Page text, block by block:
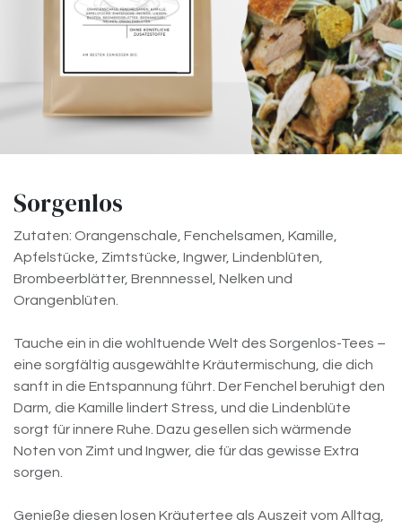
Sorgenlos
Zutaten: Orangenschale, Fenchelsamen, Kamille,
Apfelstücke, Zimtstücke, Ingwer, Lindenblüten,
Brombeerblätter, Brennnessel, Nelken und
Orangenblüten.
Tauche ein in die wohltuende Welt des Sorgenlos-Tees –
eine sorgfältig ausgewählte Kräutermischung, die dich
sanft in die Entspannung führt. Der Fenchel beruhigt den
Darm, die Kamille lindert Stress, und die Lindenblüte
sorgt für innere Ruhe. Dazu gesellen sich wärmende
Noten von Zimt und Ingwer, die für das gewisse Extra
sorgen.
Genieße diesen losen Kräutertee als Auszeit vom Alltag,